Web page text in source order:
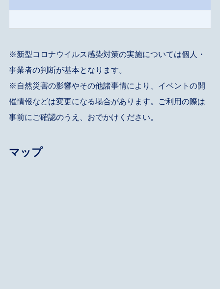
※新型コロナウイルス感染対策の実施については個人・
事業者の判断が基本となります。
※自然災害の影響やその他諸事情により、イベントの開
催情報などは変更になる場合があります。ご利用の際は
事前にご確認のうえ、おでかけください。
マップ